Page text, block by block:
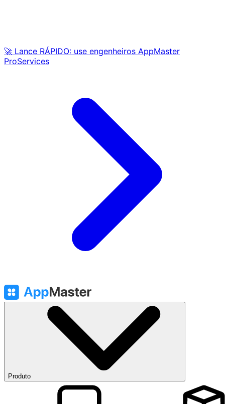
🚀 Lance RÁPIDO: use engenheiros AppMaster
ProServices
Produto